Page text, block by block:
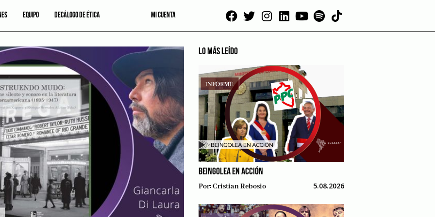
EQUIPO DECÁLOGO DE ÉTICA MI CUENTA
LO MÁS LEÍDO
BEINGOLEA EN ACCIÓN
Por:Cristian Rebosio 5.08.2026